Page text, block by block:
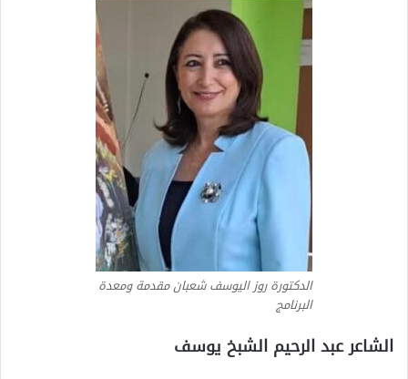
الدكتورة روز اليوسف شعبان مقدمة ومعدة
البرنامج
الشاعرعبد الرحيم الشبخ يوسف